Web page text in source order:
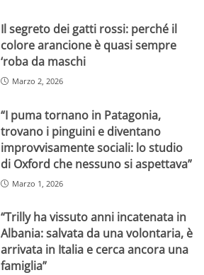
Il segreto dei gatti rossi: perché il
colore arancione è quasi sempre
‘roba da maschi
Marzo 2, 2026
“I puma tornano in Patagonia,
trovano i pinguini e diventano
improvvisamente sociali: lo studio
di Oxford che nessuno si aspettava”
Marzo 1, 2026
“Trilly ha vissuto anni incatenata in
Albania: salvata da una volontaria, è
arrivata in Italia e cerca ancora una
famiglia”